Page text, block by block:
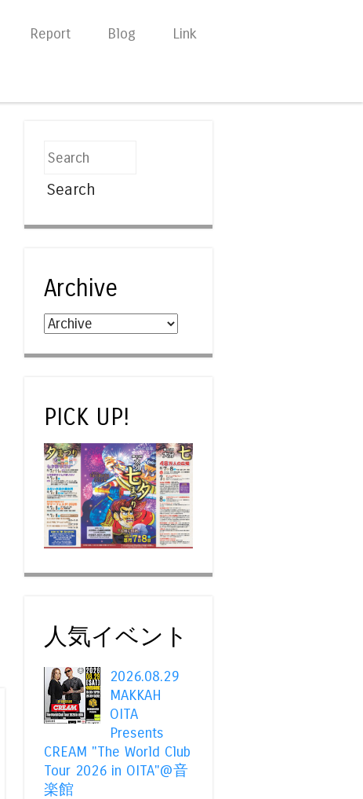
Report Blog Link
Search
Archive
PICK UP!
人気イベント
2026.08.29
MAKKAH
OITA
Presents
CREAM "The World Club
Tour 2026 in OITA"@音
楽館